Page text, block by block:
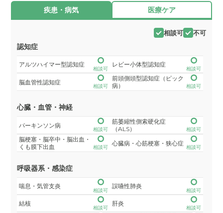
疾患・病気 医療ケア
相談可 不可
認知症
アルツハイマー型認知症
相談可
レビー小体型認知症
相談可
脳血管性認知症
相談可
前頭側頭型認知症（ピック
病）
相談可
心臓・血管・神経
パーキンソン病
相談可
筋萎縮性側索硬化症
（ALS）
相談可
脳梗塞・脳卒中・脳出血・
くも膜下出血
相談可
心臓病・心筋梗塞・狭心症
相談可
呼吸器系・感染症
喘息・気管支炎
相談可
誤嚥性肺炎
相談可
結核
相談可
肝炎
相談可